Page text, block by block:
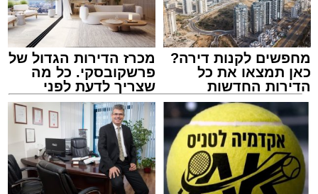
מחפשים לקנות דירה?
כאן תמצאו את כל
הדירות החדשות
למכירה באשדוד >>>
מכרז הדירות הגדול של
פרשקובסקי. כל מה
שצריך לדעת לפני
שמגישים הצעה לדירה
באשדוד